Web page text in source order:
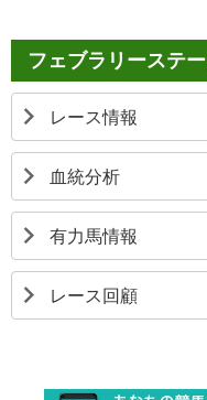
フェブラリーステ
レース情報
血統分析
有力馬情報
レース回顧